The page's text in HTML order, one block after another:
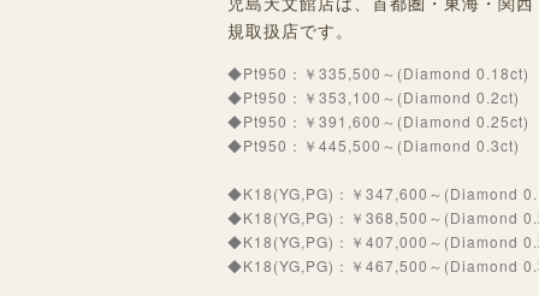
規取扱店です。
◆Pt950：￥335,500～(Diamond 0.18ct)
◆Pt950：￥353,100～(Diamond 0.2ct)
◆Pt950：￥391,600～(Diamond 0.25ct)
◆Pt950：￥445,500～(Diamond 0.3ct)
◆K18(YG,PG)：￥347,600～(Diamond
◆K18(YG,PG)：￥368,500～(Diamond
◆K18(YG,PG)：￥407,000～(Diamond
◆K18(YG,PG)：￥467,500～(Diamond